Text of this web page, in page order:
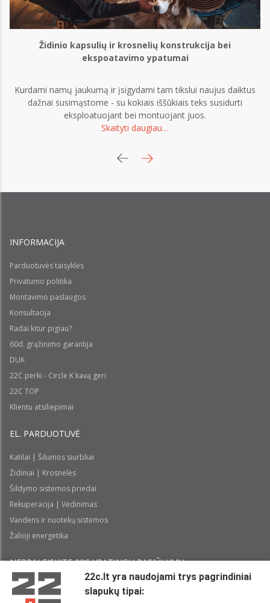
Židinio kapsulių ir krosnelių konstrukcija bei
ekspoatavimo ypatumai
Kurdami namų jaukumą ir įsigydami tam tikslui naujus daiktus
dažnai susimąstome - su kokiais iššūkiais teks susidurti
eksploatuojant bei montuojant juos.
Skaityti daugiau…
INFORMACIJA
Parduotuvės taisyklės
Privatumo politika
Montavimo paslaugos
Konsultacija
Radai kitur pigiau?
60d. grąžinimo garantija
DUK
22C perki - Circle K kavą geri
22C TOP
Klientu atsiliepimai
EL. PARDUOTUVĖ
Katilai | Šilumos siurbliai
Židiniai | Krosnelės
Šildymo sistemos priedai
Rekuperacija | Vėdinimas
Vandens ir nuotekų sistemos
Žalioji energetika
NEPRALEISKITE 22С YPATINGŲ PASIŪLYMŲ:
22c.lt yra naudojami trys pagrindiniai
slapukų tipai: